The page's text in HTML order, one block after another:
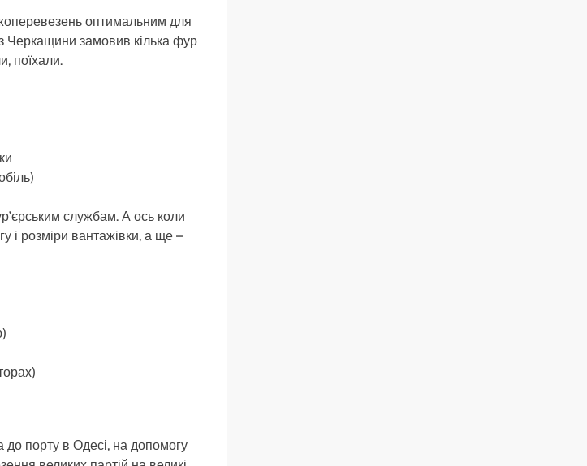
оптимальним для
Черкащини замовив кілька фур
поїхали.
службам. А ось коли
і розміри вантажівки, а ще –
до порту в Одесі, на допомогу